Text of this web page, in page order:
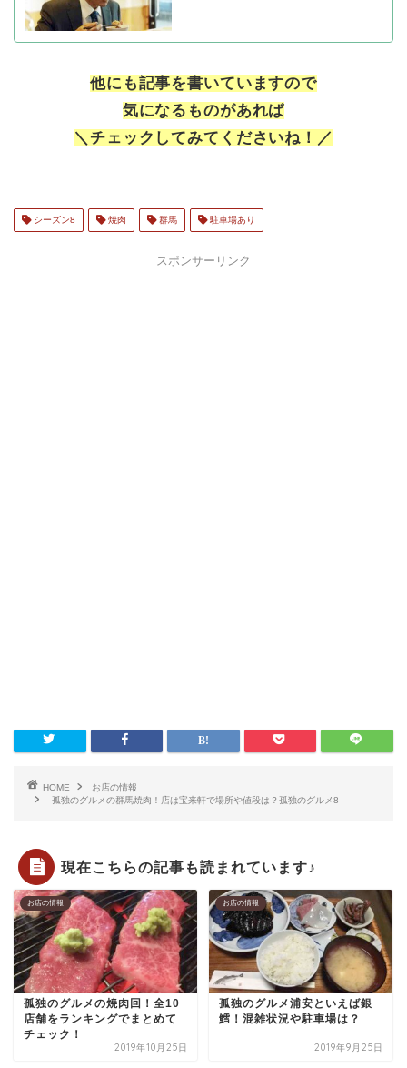
他にも記事を書いていますので
気になるものがあれば
＼チェックしてみてくださいね！／
シーズン8 焼肉 群馬 駐車場あり
スポンサーリンク
HOME
お店の情報
孤独のグルメの群馬焼肉！店は宝来軒で場所や値段は？孤独のグルメ8
現在こちらの記事も読まれています♪
お店の情報
孤独のグルメの焼肉回！全10
店舗をランキングでまとめて
チェック！
2019年10月25日
お店の情報
孤独のグルメ浦安といえば銀
鱈！混雑状況や駐車場は？
2019年9月25日